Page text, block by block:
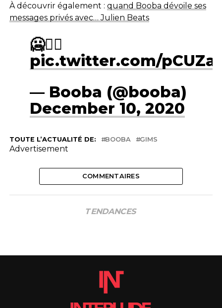
À découvrir également : quand Booba dévoile ses
messages privés avec… Julien Beats
🥶🏴‍☠️
pic.twitter.com/
— Booba (@booba)
December 10, 2020
TOUTE L’ACTUALITÉ DE: BOOBA GIMS
Advertisement
COMMENTAIRES
TENDANCES